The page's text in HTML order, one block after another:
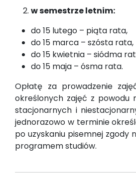
w semestrze letnim:
do 15 lutego – piąta rata,
do 15 marca – szósta rata,
do 15 kwietnia – siódma
do 15 maja – ósma rata.
Opłatę za prowadzenie
określonych zajęć z powodu
stacjonarnych i
jednorazowo w terminie
po uzyskaniu pisemnej zgody
programem studiów.